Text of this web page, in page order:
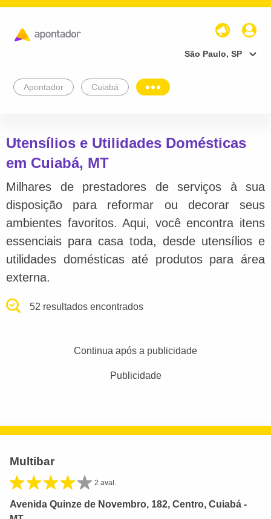
São Paulo, SP
Apontador Cuiabá
Utensílios e Utilidades Domésticas
em Cuiabá, MT
Milhares de prestadores de serviços à sua
disposição para reformar ou decorar seus
ambientes favoritos. Aqui, você encontra itens
essenciais para casa toda, desde utensílios e
utilidades domésticas até produtos para área
externa.
52 resultados encontrados
Continua após a publicidade
Publicidade
Multibar
2 aval.
Avenida Quinze de Novembro, 182, Centro, Cuiabá -